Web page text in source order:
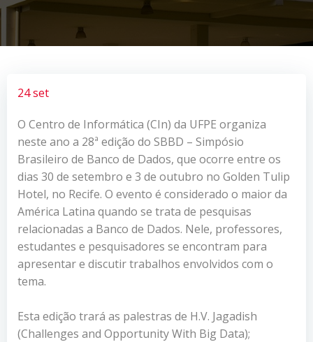
24 set
O Centro de Informática (CIn) da UFPE organiza
neste ano a 28ª edição do SBBD – Simpósio
Brasileiro de Banco de Dados, que ocorre entre os
dias 30 de setembro e 3 de outubro no Golden Tulip
Hotel, no Recife. O evento é considerado o maior da
América Latina quando se trata de pesquisas
relacionadas a Banco de Dados. Nele, professores,
estudantes e pesquisadores se encontram para
apresentar e discutir trabalhos envolvidos com o
tema.
Esta edição trará as palestras de H.V. Jagadish
(Challenges and Opportunity With Big Data);